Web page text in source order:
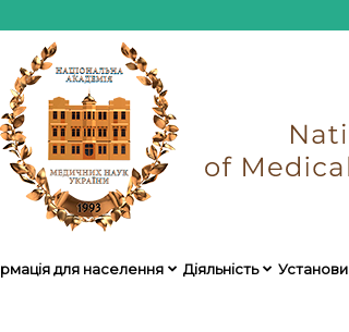
для населення Діяльність Установи